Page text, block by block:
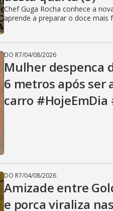
Chef Guga Rocha conhece a
aprende a preparar o doce mais
DO R7/04/08/2026
Mulher despenca
6 metros após ser
carro #HojeEmDia
DO R7/04/08/2026
Amizade entre
e porca viraliza